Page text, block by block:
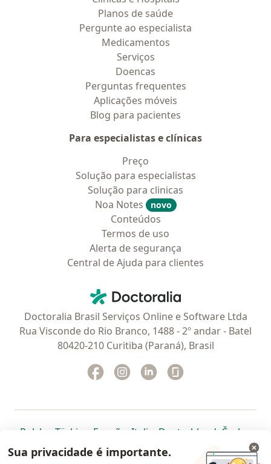
Planos de saúde
Pergunte ao especialista
Medicamentos
Serviços
Doencas
Perguntas frequentes
Aplicações móveis
Blog para pacientes
Para especialistas e clínicas
Preço
Solução para especialistas
Solução para clinicas
Noa Notes
novo
Conteúdos
Termos de uso
Alerta de segurança
Central de Ajuda para clientes
Doctoralia - Homepage
Doctoralia Brasil Serviços Online e Software Ltda
Rua Visconde do Rio Branco, 1488 - 2º andar - Batel
80420-210 Curitiba (Paraná), Brasil
Facebook
abre num novo separador
Instagram
abre num novo separador
Linkedin
abre num novo
Polska abre num novo separador
Türkiye abre num novo separador
España abre num novo separador
Italia abre num novo
Deutschlandabre num
Česko
Portugal abre num novo separador
, México abre num novo separador
, abre num novo separador
Brasil abre num novoabre num
abre
Colombia abre num novo
Sua privacidade é importante.